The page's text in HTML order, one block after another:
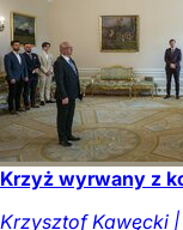
Krzyż wyrwany z
Krzysztof Kawęcki